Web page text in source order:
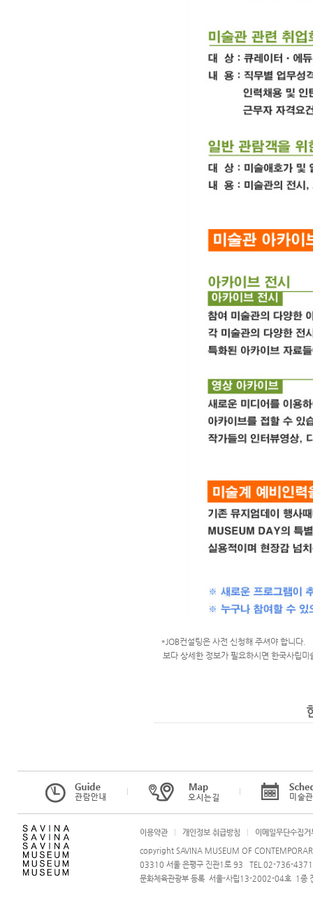
*JOB컨설팅은 사전 신청해 주셔야 합니다.
보다 상세한 정보가 필요하시면 한국사립
이용약관l 개인정보 취급방침
이메일무단수집거
copyright SAVINA MUSEUM OF
03310 서울 은평구 진관1로 93 TEL.02-736-
문화체육관광부 등록 서울-사립13-2002-04호 1종